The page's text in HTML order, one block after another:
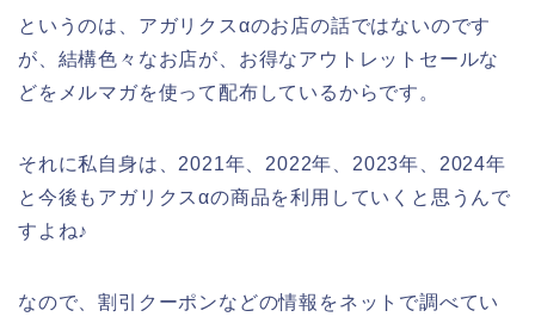
というのは、アガリクスαのお店の話ではないのです
が、結構色々なお店が、お得なアウトレットセールな
どをメルマガを使って配布しているからです。
それに私自身は、2021年、2022年、2023年、2024年
と今後もアガリクスαの商品を利用していくと思うんで
すよね♪
なので、割引クーポンなどの情報をネットで調べてい